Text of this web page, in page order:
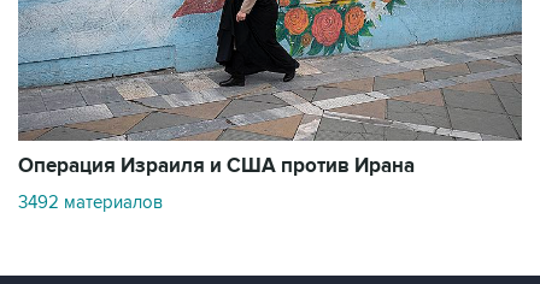
Операция Израиля и США против Ирана
3492 материалов